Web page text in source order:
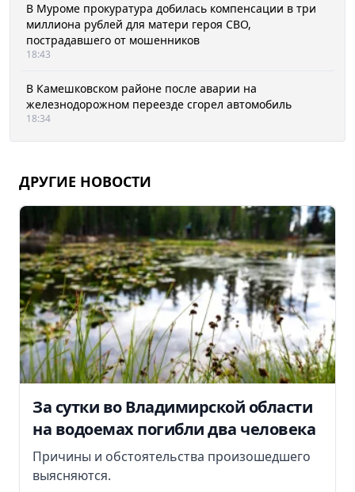
В Муроме прокуратура добилась компенсации в три
миллиона рублей для матери героя СВО,
пострадавшего от мошенников
18:43
В Камешковском районе после аварии на
железнодорожном переезде сгорел автомобиль
18:34
ДРУГИЕ НОВОСТИ
За сутки во Владимирской области
на водоемах погибли два человека
Причины и обстоятельства произошедшего
выясняются.